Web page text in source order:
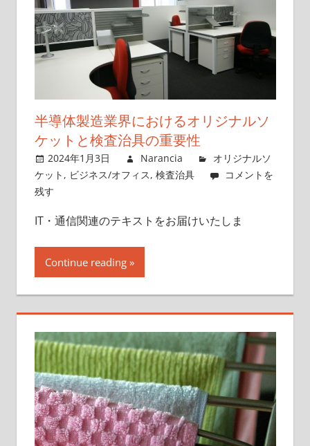
半導体製造業界におけるオリジナルソ
ケットと検査治具の重要性
2024年1月3日 Narancia
オリジナルソ
ケット , ビジネス/オフィス, 検査治具
コメントを
残す
IT・通信関連のテキストをお届けいたしま
Continue reading